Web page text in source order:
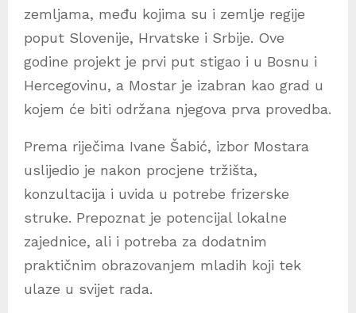
zemljama, među kojima su i zemlje regije
poput Slovenije, Hrvatske i Srbije. Ove
godine projekt je prvi put stigao i u Bosnu i
Hercegovinu, a Mostar je izabran kao grad u
kojem će biti održana njegova prva provedba.
Prema riječima Ivane Šabić, izbor Mostara
uslijedio je nakon procjene tržišta,
konzultacija i uvida u potrebe frizerske
struke. Prepoznat je potencijal lokalne
zajednice, ali i potreba za dodatnim
praktičnim obrazovanjem mladih koji tek
ulaze u svijet rada.